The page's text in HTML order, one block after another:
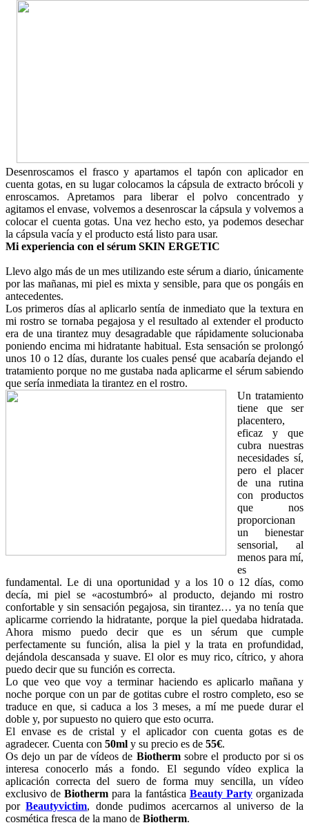
Desenroscamos el frasco y apartamos el tapón con aplicador en
cuenta gotas, en su lugar colocamos la cápsula de extracto brócoli y
enroscamos. Apretamos para liberar el polvo concentrado y
agitamos el envase, volvemos a desenroscar la cápsula y volvemos a
colocar el cuenta gotas. Una vez hecho esto, ya podemos desechar
la cápsula vacía y el producto está listo para usar.
Mi experiencia con el sérum SKIN ERGETIC
Llevo algo más de un mes utilizando este sérum a diario, únicamente
por las mañanas, mi piel es mixta y sensible, para que os pongáis en
antecedentes.
Los primeros días al aplicarlo sentía de inmediato que la textura en
mi rostro se tornaba pegajosa y el resultado al extender el producto
era de una tirantez muy desagradable que rápidamente solucionaba
poniendo encima mi hidratante habitual. Esta sensación se prolongó
unos 10 o 12 días, durante los cuales pensé que acabaría dejando el
tratamiento porque no me gustaba nada aplicarme el sérum sabiendo
que sería inmediata la tirantez en el rostro.
Un tratamiento
tiene que ser
placentero,
eficaz y que
cubra nuestras
necesidades sí,
pero el placer
de una rutina
con productos
que nos
proporcionan
un bienestar
sensorial, al
menos para mí,
es
fundamental. Le di una oportunidad y a los 10 o 12 días, como
decía, mi piel se «acostumbró» al producto, dejando mi rostro
confortable y sin sensación pegajosa, sin tirantez… ya no tenía que
aplicarme corriendo la hidratante, porque la piel quedaba hidratada.
Ahora mismo puedo decir que es un sérum que cumple
perfectamente su función, alisa la piel y la trata en profundidad,
dejándola descansada y suave. El olor es muy rico, cítrico, y ahora
puedo decir que su función es correcta.
Lo que veo que voy a terminar haciendo es aplicarlo mañana y
noche porque con un par de gotitas cubre el rostro completo, eso se
traduce en que, si caduca a los 3 meses, a mí me puede durar el
doble y, por supuesto no quiero que esto ocurra.
El envase es de cristal y el aplicador con cuenta gotas es de
agradecer. Cuenta con 50ml y su precio es de 55€.
Os dejo un par de vídeos de Biothermsobre el producto por si os
interesa conocerlo más a fondo. El segundo vídeo explica la
aplicación correcta del suero de forma muy sencilla, un vídeo
exclusivo deBiotherm para la fantástica Beauty Partyorganizada
porBeautyvictim, donde pudimos acercarnos al universo de la
cosmética fresca de la mano de Biotherm.